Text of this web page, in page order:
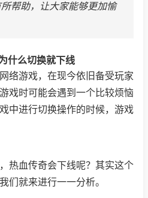
帮助，让大家能够更加愉
什么切换就下线
络游戏，在现今依旧备受玩家
戏时可能会遇到一个比较烦恼
中进行切换操作的时候，游戏
热血传奇会下线呢？其实这个
们就来进行一一分析。